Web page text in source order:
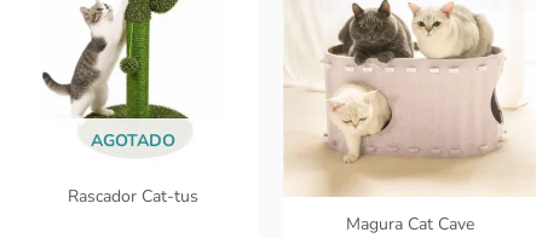
AGOTADO
Rascador Cat-tus
Magura Cat Cave
S/99.00.S/69.90.